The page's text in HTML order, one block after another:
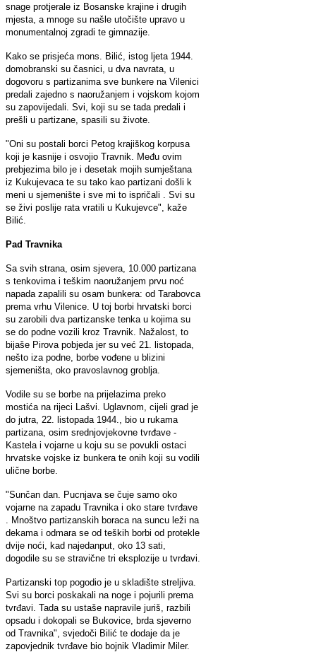
snage protjerale iz Bosanske krajine i drugih
mjesta, a mnoge su našle utočište upravo u
monumentalnoj zgradi te gimnazije.
Kako se prisjeća mons. Bilić, istog ljeta 1944.
domobranski su časnici, u dva navrata, u
dogovoru s partizanima sve bunkere na Vilenici
predali zajedno s naoružanjem i vojskom kojom
su zapovijedali. Svi, koji su se tada predali i
prešli u partizane, spasili su živote.
"Oni su postali borci Petog krajiškog korpusa
koji je kasnije i osvojio Travnik. Među ovim
prebjezima bilo je i desetak mojih sumještana
iz Kukujevaca te su tako kao partizani došli k
meni u sjemenište i sve mi to ispričali . Svi su
se živi poslije rata vratili u Kukujevce", kaže
Bilić.
Pad Travnika
Sa svih strana, osim sjevera, 10.000 partizana
s tenkovima i teškim naoružanjem prvu noć
napada zapalili su osam bunkera: od Tarabovca
prema vrhu Vilenice. U toj borbi hrvatski borci
su zarobili dva partizanske tenka u kojima su
se do podne vozili kroz Travnik. Nažalost, to
bijaše Pirova pobjeda jer su već 21. listopada,
nešto iza podne, borbe vođene u blizini
sjemeništa, oko pravoslavnog groblja.
Vodile su se borbe na prijelazima preko
mostića na rijeci Lašvi. Uglavnom, cijeli grad je
do jutra, 22. listopada 1944., bio u rukama
partizana, osim srednjovjekovne tvrđave -
Kastela i vojarne u koju su se povukli ostaci
hrvatske vojske iz bunkera te onih koji su vodili
ulične borbe.
"Sunčan dan. Pucnjava se čuje samo oko
vojarne na zapadu Travnika i oko stare tvrđave
. Mnoštvo partizanskih boraca na suncu leži na
dekama i odmara se od teških borbi od protekle
dvije noći, kad najedanput, oko 13 sati,
dogodile su se stravične tri eksplozije u tvrđavi.
Partizanski top pogodio je u skladište streljiva.
Svi su borci poskakali na noge i pojurili prema
tvrđavi. Tada su ustaše napravile juriš, razbili
opsadu i dokopali se Bukovice, brda sjeverno
od Travnika", svjedoči Bilić te dodaje da je
zapovjednik tvrđave bio bojnik Vladimir Miler.